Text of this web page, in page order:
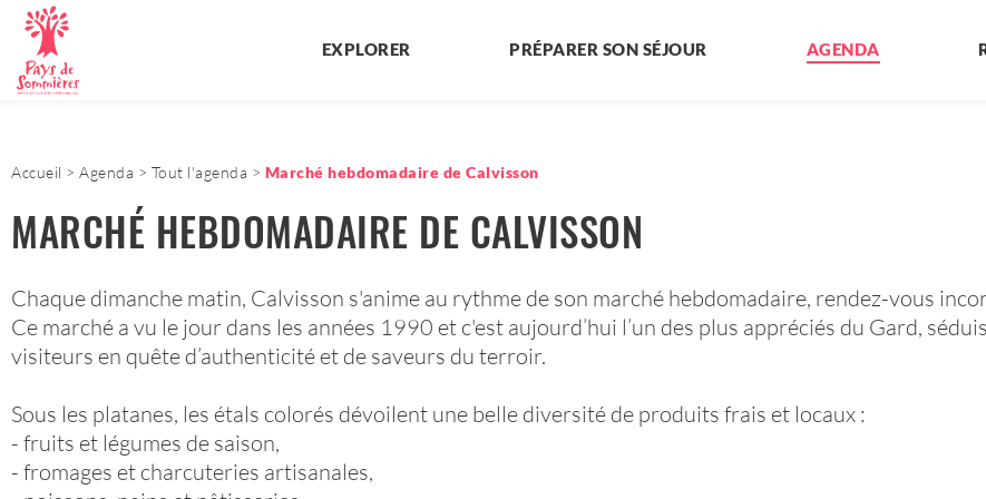
EXPLORER PRÉPARER SON SÉJOUR AGENDA
Accueil Agenda Tout l'agenda Marché hebdomadaire de Calvisson
MARCHÉ HEBDOMADAIRE DE CALVISSON
Chaque dimanche matin, Calvisson s'anime au rythme de son marché hebdomadaire, rendez-vous
Ce marché a vu le jour dans les années 1990 et c'est aujourd’hui l’un des plus appréciés du Gard,
visiteurs en quête d’authenticité et de saveurs du terroir.
Sous les platanes, les étals colorés dévoilent une belle diversité de produits frais et locaux :
- fruits et légumes de saison,
- fromages et charcuteries artisanales,